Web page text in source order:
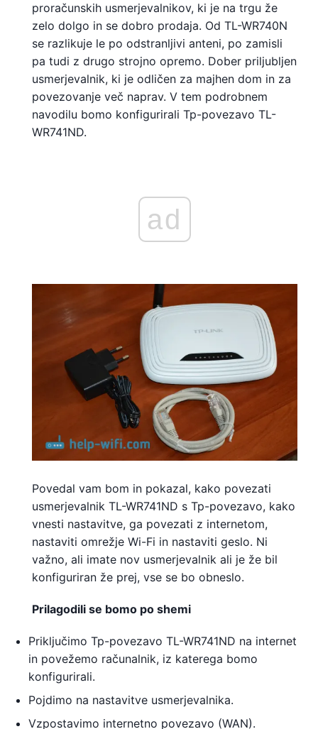
proračunskih usmerjevalnikov, ki je na trgu že
zelo dolgo in se dobro prodaja. Od TL-WR740N
se razlikuje le po odstranljivi anteni, po zamisli
pa tudi z drugo strojno opremo. Dober priljubljen
usmerjevalnik, ki je odličen za majhen dom in za
povezovanje več naprav. V tem podrobnem
navodilu bomo konfigurirali Tp-povezavo TL-
WR741ND.
ad
Povedal vam bom in pokazal, kako povezati
usmerjevalnik TL-WR741ND s Tp-povezavo, kako
vnesti nastavitve, ga povezati z internetom,
nastaviti omrežje Wi-Fi in nastaviti geslo. Ni
važno, ali imate nov usmerjevalnik ali je že bil
konfiguriran že prej, vse se bo obneslo.
Prilagodili se bomo po shemi
Priključimo Tp-povezavo TL-WR741ND na internet
in povežemo računalnik, iz katerega bomo
konfigurirali.
Pojdimo na nastavitve usmerjevalnika.
Vzpostavimo internetno povezavo (WAN).